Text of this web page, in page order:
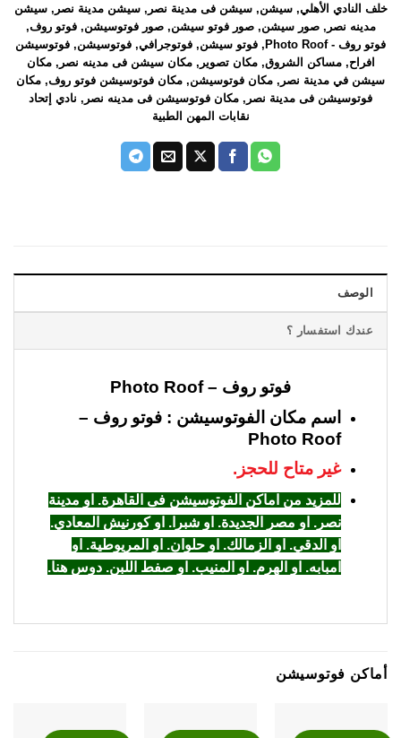
خلف النادي الأهلي,سيشن,سيشن فى مدينة نصر ,سيشن مدينة نصر ,سيشن
مدينه نصر ,صور سيشن,صور فوتو سيشن,صور فوتوسيشن,فوتو روف,
فوتو روف - Photo Roof
, فوتو سيشن, فوتوجرافي, فوتوسيشن, فوتوسيشن
افراح,مساكن الشروق,مكان تصوير ,مكان سيشن فى مدينه نصر ,مكان
سيشن في مدينة نصر , مكان فوتوسيشن, مكان فوتوسيشن فوتو روف, مكان
فوتوسيشن فى مدينة نصر , مكان فوتوسيشن فى مدينه نصر , نادي إتحاد
نقابات المهن الطبية
الوصف
عندك استفسار ؟
فوتو روف – Photo Roof
اسم مكان الفوتوسيشن : فوتو روف –
Photo Roof
غير متاح للحجز.
للمزيد من اماكن الفوتوسيشن فى القاهرة. او مدينة
نصر. او مصر الجديدة. او شبرا. او كورنيش المعادي.
او الدقي. او الزمالك. او حلوان. او المريوطية. او
امبابه. او الهرم. او المنيب. او صفط اللبن. دوس هنا.
أماكن فوتوسيشن